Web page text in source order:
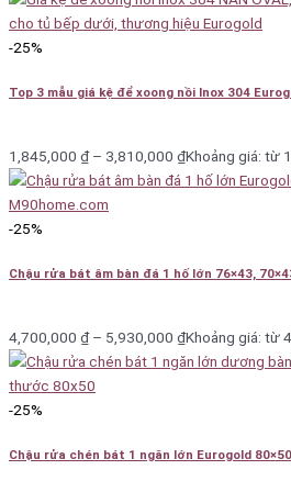
Giá tốt cho đại lývàchiết
Kho hàng lớn, đa dạng mẫu
phẩm
Các dòng sản phẩm
M90home
Giá xoong nồi Eurogold – Tối ưu
Giá xoong nồi là món phụ kiện “must-
giúp tùy chọn theo phong cách tủ.
Giá xoong nồi nan tròn
Giá xoong nồi nan oval: cao
-25%
Top 3 mẫu giá kệ để xoong nồi Inox 304
1,845,000 ₫ – 3,810,000 ₫Khoảng giá: từ
-25%
Chậu rửa bát âm bàn đá 1 hố lớn 76×43,
4,700,000 ₫ – 5,930,000 ₫Khoảng giá: từ
-25%
Chậu rửa chén bát 1 ngăn lớn Eurogold